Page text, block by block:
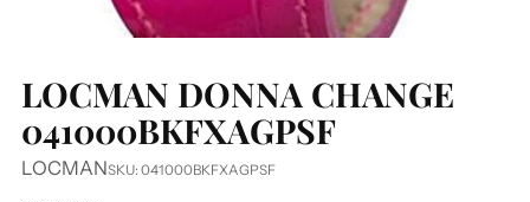
LOCMAN DONNA CHANGE
041000BKFXAGPSF
LOCMANSKU: 041000BKFXAGPSF